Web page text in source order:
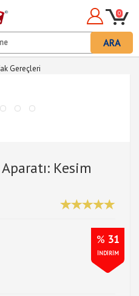
ARA
0
Gereçleri
Kesim
% 31
İNDİRİM